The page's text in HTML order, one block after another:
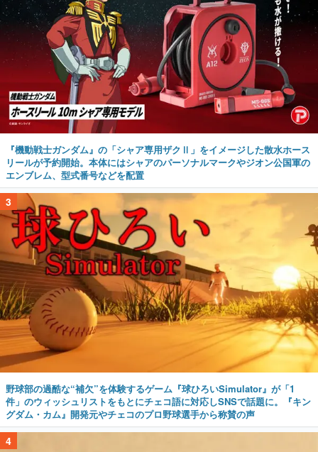
『機動戦士ガンダム』の「シャア専用ザクⅡ」をイメージした散水ホース
リールが予約開始。本体にはシャアのパーソナルマークやジオン公国軍の
エンブレム、型式番号などを配置
3
野球部の過酷な“補欠”を体験するゲーム『球ひろいSimulator』が「1
件」のウィッシュリストをもとにチェコ語に対応しSNSで話題に。『キン
グダム・カム』開発元やチェコのプロ野球選手から称賛の声
4